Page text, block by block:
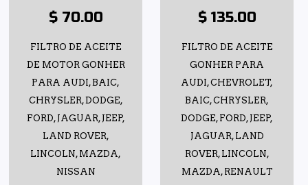
$ 70.00
FILTRO DE ACEITE
DE MOTOR GONHER
PARA AUDI, BAIC,
CHRYSLER, DODGE,
FORD, JAGUAR, JEEP,
LAND ROVER,
LINCOLN, MAZDA,
NISSAN
$ 135.00
FILTRO DE ACEITE
GONHER PARA
AUDI, CHEVROLET,
BAIC, CHRYSLER,
DODGE, FORD, JEEP,
JAGUAR, LAND
ROVER, LINCOLN,
MAZDA, RENAULT